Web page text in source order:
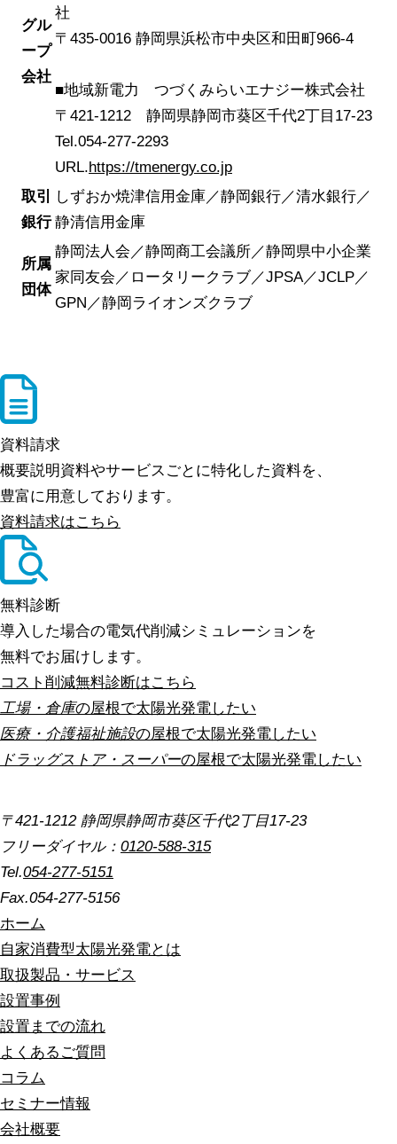
グル
ープ
会社
社
〒435-0016 静岡県浜松市中央区和田町966-4
■地域新電力 つづくみらいエナジー株式会社
〒421-1212 静岡県静岡市葵区千代2丁目17-23
Tel.054-277-2293
URL.https://tmenergy.co.jp
取引
銀行
しずおか焼津信用金庫／静岡銀行／清水銀行／
静清信用金庫
所属
団体
静岡法人会／静岡商工会議所／静岡県中小企業
家同友会／ロータリークラブ／JPSA／JCLP／
GPN／静岡ライオンズクラブ
資料請求
概要説明資料やサービスごとに特化した資料を、
豊富に用意しております。
資料請求はこちら
無料診断
導入した場合の電気代削減シミュレーションを
無料でお届けします。
コスト削減無料診断はこちら
工場・倉庫の屋根で太陽光発電したい
医療・介護福祉施設の屋根で太陽光発電したい
ドラッグストア・スーパーの屋根で太陽光発電したい
〒421-1212 静岡県静岡市葵区千代2丁目17-23
フリーダイヤル： 0120-588-315
Tel.054-277-5151
Fax.054-277-5156
ホーム
自家消費型太陽光発電とは
取扱製品・サービス
設置事例
設置までの流れ
よくあるご質問
コラム
セミナー情報
会社概要